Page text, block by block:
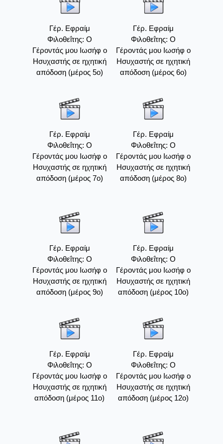
Γέρ. Εφραίμ
Φιλοθεΐτης: Ο
Γέροντάς μου Ιωσήφ ο
Ησυχαστής σε ηχητική
απόδοση (μέρος 5ο)
Γέρ. Εφραίμ
Φιλοθεΐτης: Ο
Γέροντάς μου Ιωσήφ ο
Ησυχαστής σε ηχητική
απόδοση (μέρος 6ο)
Γέρ. Εφραίμ
Φιλοθεΐτης: Ο
Γέροντάς μου Ιωσήφ ο
Ησυχαστής σε ηχητική
απόδοση (μέρος 7ο)
Γέρ. Εφραίμ
Φιλοθεΐτης: Ο
Γέροντάς μου Ιωσήφ ο
Ησυχαστής σε ηχητική
απόδοση (μέρος 8ο)
Γέρ. Εφραίμ
Φιλοθεΐτης: Ο
Γέροντάς μου Ιωσήφ ο
Ησυχαστής σε ηχητική
απόδοση (μέρος 9ο)
Γέρ. Εφραίμ
Φιλοθεΐτης: Ο
Γέροντάς μου Ιωσήφ ο
Ησυχαστής σε ηχητική
απόδοση (μέρος 10ο)
Γέρ. Εφραίμ
Φιλοθεΐτης: Ο
Γέροντάς μου Ιωσήφ ο
Ησυχαστής σε ηχητική
απόδοση (μέρος 11ο)
Γέρ. Εφραίμ
Φιλοθεΐτης: Ο
Γέροντάς μου Ιωσήφ ο
Ησυχαστής σε ηχητική
απόδοση (μέρος 12ο)